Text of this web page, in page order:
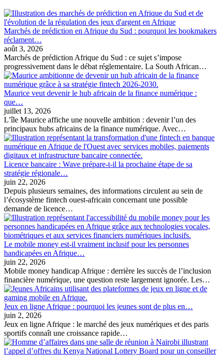
Marchés de prédiction en Afrique du Sud : pourquoi les bookmakers
réclament…
août 3, 2026
Marchés de prédiction Afrique du Sud : ce sujet s’impose
progressivement dans le débat réglementaire. La South African…
Maurice veut devenir le hub africain de la finance numérique :
que…
juillet 13, 2026
L’île Maurice affiche une nouvelle ambition : devenir l’un des
principaux hubs africains de la finance numérique. Avec…
Licence bancaire : Wave prépare-t-il la prochaine étape de sa
stratégie régionale…
juin 22, 2026
Depuis plusieurs semaines, des informations circulent au sein de
l’écosystème fintech ouest-africain concernant une possible
demande de licence…
Le mobile money est-il vraiment inclusif pour les personnes
handicapées en Afrique…
juin 22, 2026
Mobile money handicap Afrique : derrière les succès de l’inclusion
financière numérique, une question reste largement ignorée. Les…
Jeux en ligne Afrique : pourquoi les jeunes sont de plus en…
juin 2, 2026
Jeux en ligne Afrique : le marché des jeux numériques et des paris
sportifs connaît une croissance rapide…